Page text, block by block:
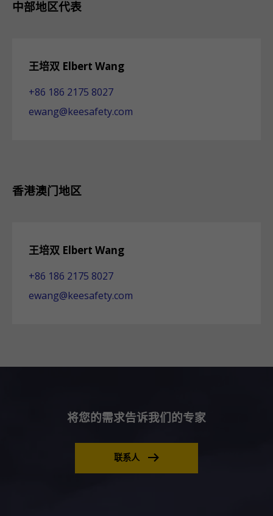
中部地区代表
王培双 Elbert Wang
+86 186 2175 8027
ewang@keesafety.com
香港澳门地区
王培双 Elbert Wang
+86 186 2175 8027
ewang@keesafety.com
将您的需求告诉我们的专家
联系人